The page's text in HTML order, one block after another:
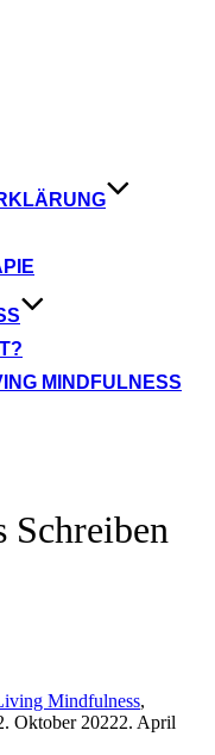
MINDFULNESS
Schreiben
Mindfulness,
Oktober 20222. April